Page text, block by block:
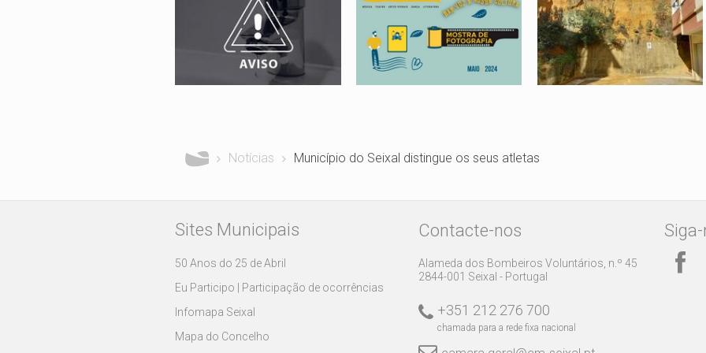
Notícias Município do Seixal distingue os seus atletas
Sites Municipais
50 Anos do 25 de Abril
Eu Participo | Participação de ocorrências
Infomapa Seixal
Mapa do Concelho
Contacte-nos
Alameda dos Bombeiros Voluntários, n.º 45
2844-001 Seixal - Portugal
+351 212 276 700
chamada para a rede fixa nacional